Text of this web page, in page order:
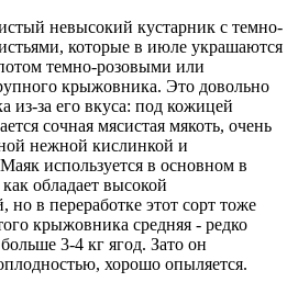
невысокий кустарник с темно-
которые в июле украшаются
темно-розовыми или
крыжовника. Это довольно
за его вкуса: под кожицей
сочная мясистая мякоть, очень
нежной кислинкой и
используется в основном в
обладает высокой
но в переработке этот сорт тоже
крыжовника средняя - редко
3-4 кг ягод. Зато он
хорошо опыляется.